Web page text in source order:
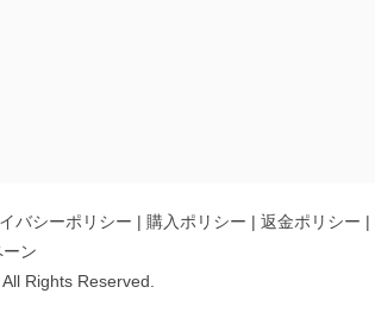
バシーポリシー | 購入ポリシー | 返金ポリシー |
ン
All Rights Reserved.